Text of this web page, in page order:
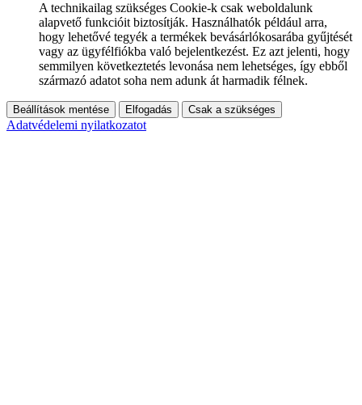
A technikailag szükséges Cookie-k csak weboldalunk
alapvető funkcióit biztosítják. Használhatók például arra,
hogy lehetővé tegyék a termékek bevásárlókosarába gyűjtését
vagy az ügyfélfiókba való bejelentkezést. Ez azt jelenti, hogy
semmilyen következtetés levonása nem lehetséges, így ebből
származó adatot soha nem adunk át harmadik félnek.
Beállítások mentése Elfogadás Csak a szükséges
Adatvédelemi nyilatkozatot